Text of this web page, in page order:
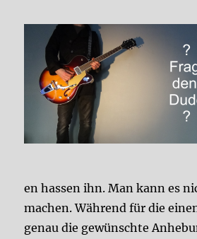
en hassen ihn. Man kann es
machen. Während für die
genau die gewünschte